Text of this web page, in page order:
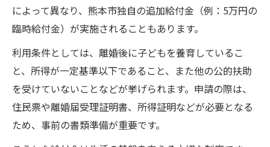
によって異なり、熊本市独自の追加給付金（例：5万円の
臨時給付金）が実施されることもあります。
利用条件としては、離婚後に子どもを養育しているこ
と、所得が一定基準以下であること、また他の公的扶助
を受けていないことなどが挙げられます。申請の際は、
住民票や離婚届受理証明書、所得証明などが必要となる
ため、事前の書類準備が重要です。